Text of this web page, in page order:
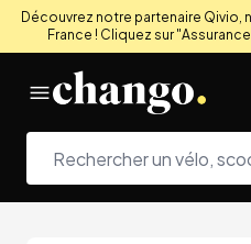
Découvrez notre partenaire Qivio,
France ! Cliquez sur